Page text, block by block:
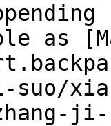
as
ji-